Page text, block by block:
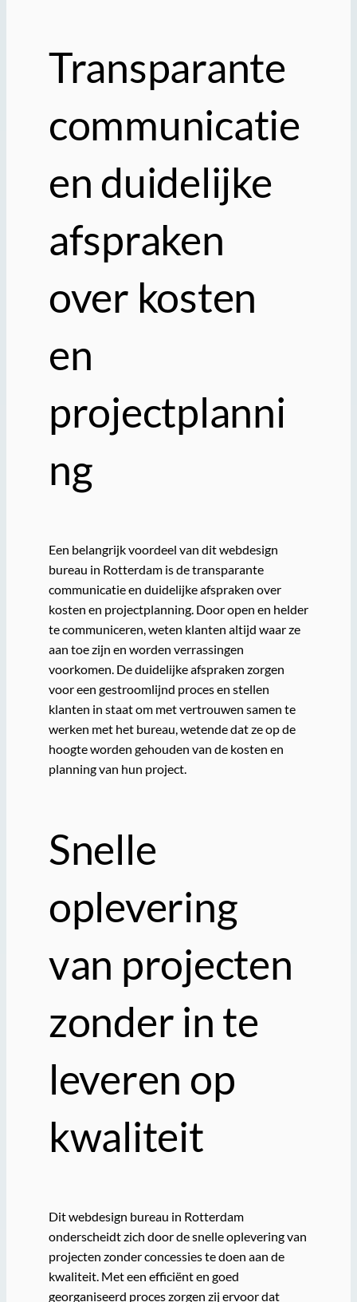
Transparante
communicatie
en duidelijke
afspraken
over kosten
en
projectplanni
ng
Een belangrijk voordeel van dit webdesign
bureau in Rotterdam is de transparante
communicatie en duidelijke afspraken over
kosten en projectplanning. Door open en helder
te communiceren, weten klanten altijd waar ze
aan toe zijn en worden verrassingen
voorkomen. De duidelijke afspraken zorgen
voor een gestroomlijnd proces en stellen
klanten in staat om met vertrouwen samen te
werken met het bureau, wetende dat ze op de
hoogte worden gehouden van de kosten en
planning van hun project.
Snelle
oplevering
van projecten
zonder in te
leveren op
kwaliteit
Dit webdesign bureau in Rotterdam
onderscheidt zich door de snelle oplevering van
projecten zonder concessies te doen aan de
kwaliteit. Met een efficiënt en goed
georganiseerd proces zorgen zij ervoor dat